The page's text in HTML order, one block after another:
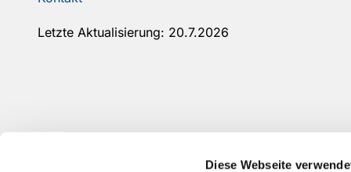
Diese Webseite
Letzte Aktualisierung: 20.7.2026